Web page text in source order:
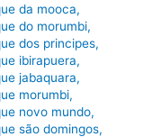
da mooca,
do morumbi,
dos principes,
ibirapuera,
jabaquara,
morumbi,
novo mundo,
são domingos,